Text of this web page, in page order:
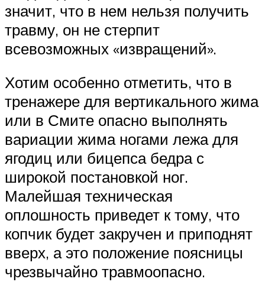
значит, что в нем нельзя получить
травму, он не стерпит
всевозможных «извращений».
Хотим особенно отметить, что в
тренажере для вертикального жима
или в Смите опасно выполнять
вариации жима ногами лежа для
ягодиц или бицепса бедра с
широкой постановкой ног.
Малейшая техническая
оплошность приведет к тому, что
копчик будет закручен и приподнят
вверх, а это положение поясницы
чрезвычайно травмоопасно.